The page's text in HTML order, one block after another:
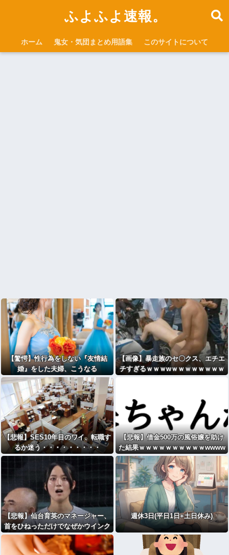
ふよふよ速報。
ホーム 鬼女・気団まとめ用語集 このサイトについて
【驚愕】性行為をしない『友情結
婚』をした夫婦、こうなる
⇒･･･！！！
【画像】暴走族のセ〇クス、エチエ
チすぎるｗｗｗwｗｗｗｗｗｗｗｗ
【悲報】SES10年目のワイ、転職す
るか迷う・・・・・・・・・
【悲報】借金500万の風俗嬢を助け
た結果ｗｗｗｗｗｗｗｗｗｗwwww
【悲報】仙台育英のマネージャー、
首をひねっただけでなぜかウインク
したことにされてしまう
週休3日(平日1日+土日休み)